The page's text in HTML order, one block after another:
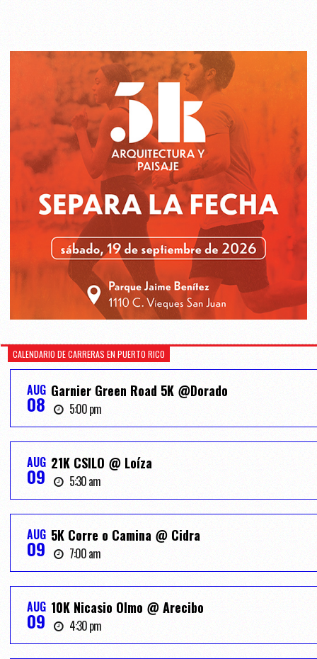
CALENDARIO DE CARRERAS EN PUERTO RICO
AUG
08
Garnier Green Road 5K @Dorado
5:00 pm
AUG
09
21K CSILO @ Loíza
5:30 am
AUG
09
5K Corre o Camina @ Cidra
7:00 am
AUG
09
10K Nicasio Olmo @ Arecibo
4:30 pm